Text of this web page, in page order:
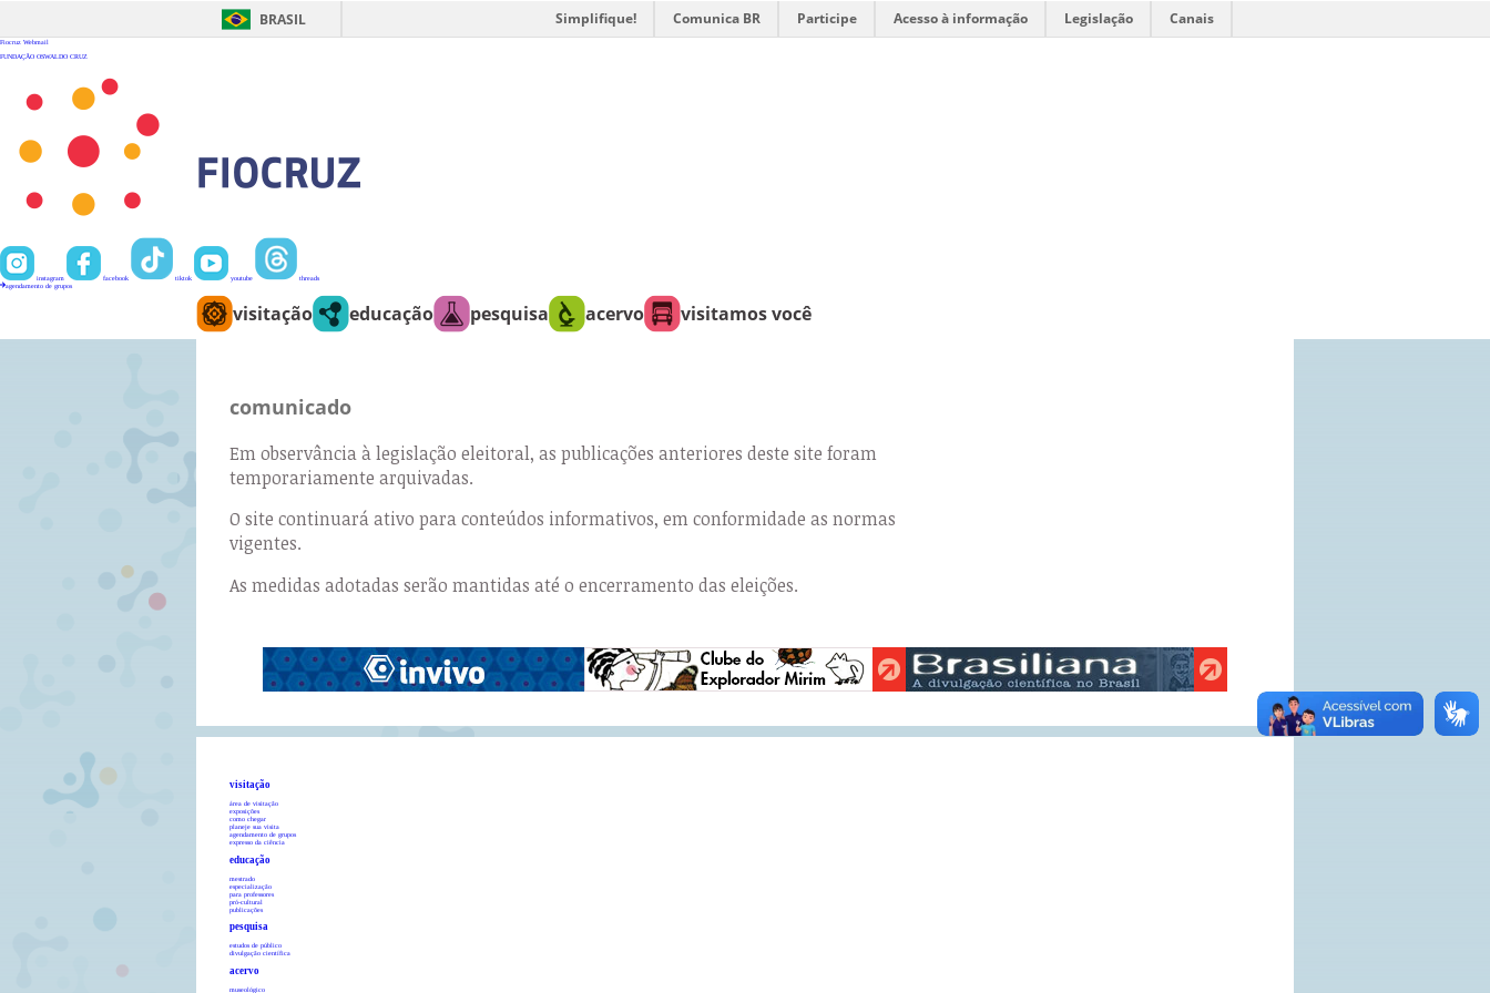
BRASIL Simplifique! Comunica BR Participe Acesso à informação Legislação Canais
Fiocruz Webmail
FUNDAÇÃO OSWALDO CRUZ
instagram facebook tiktok youtube
threads
agendamento de grupos
visitação educação pesquisa acervo visitamos você
comunicado
Em observância à legislação eleitoral, as publicações anteriores deste site foram
temporariamente arquivadas.
O site continuará ativo para conteúdos informativos, em conformidade as normas
vigentes.
As medidas adotadas serão mantidas até o encerramento das eleições.
visitação
área de visitação
exposições
como chegar
planeje sua visita
agendamento de grupos
expresso da ciência
educação
mestrado
especialização
para professores
pró-cultural
publicações
pesquisa
estudos de público
divulgação científica
acervo
museológico